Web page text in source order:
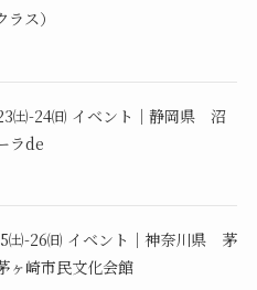
ス）
㈯-24㈰ イベント｜静岡県 沼
ラde
㈯-26㈰ イベント｜神奈川県 茅
ヶ崎市民文化会館